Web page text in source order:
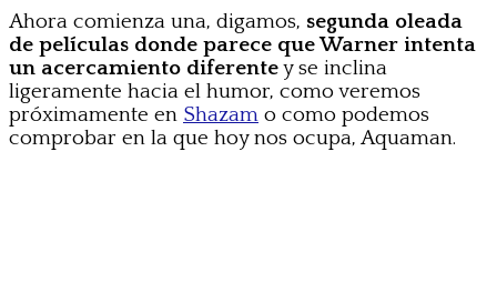
Ahora comienza una, digamos, segunda oleada
de películas donde parece que Warner intenta
un acercamiento diferentey se inclina
ligeramente hacia el humor, como veremos
próximamente en Shazam o como podemos
comprobar en la que hoy nos ocupa, Aquaman.